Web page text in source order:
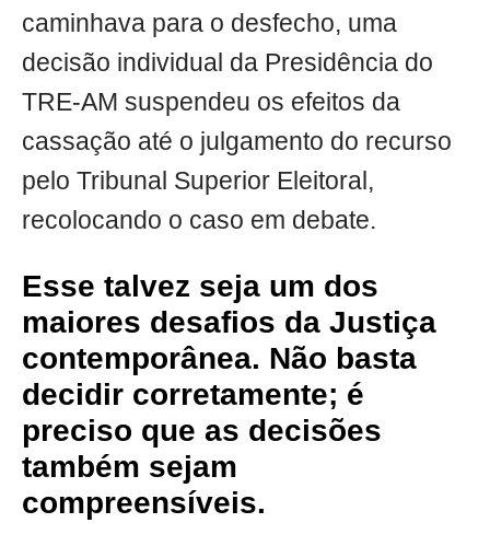
caminhava para o desfecho, uma
decisão individual da Presidência do
TRE-AM suspendeu os efeitos da
cassação até o julgamento do recurso
pelo Tribunal Superior Eleitoral,
recolocando o caso em debate.
Esse talvez seja um dos
maiores desafios da Justiça
contemporânea. Não basta
decidir corretamente; é
preciso que as decisões
também sejam
compreensíveis.